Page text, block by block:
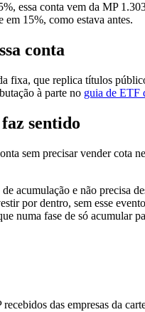
essa conta vem da MP
15%, como estava antes.
conta
fixa, que replica títulos
à parte no guia de ETF
sentido
sem precisar vender cota
acumulação e não
por dentro, sem esse
numa fase de só acumular
das empresas da